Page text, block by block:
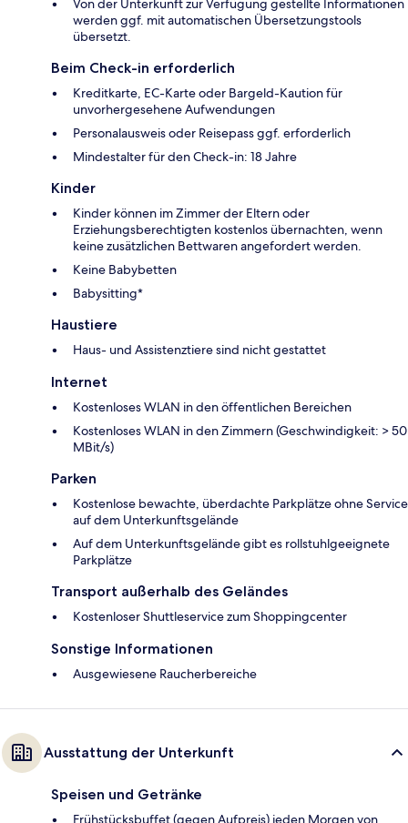
Von der Unterkunft zur Verfügung gestellte Informationen
werden ggf. mit automatischen Übersetzungstools
übersetzt.
Beim Check-in erforderlich
Kreditkarte, EC-Karte oder Bargeld-Kaution für
unvorhergesehene Aufwendungen
Personalausweis oder Reisepass ggf. erforderlich
Mindestalter für den Check-in: 18 Jahre
Kinder
Kinder können im Zimmer der Eltern oder
Erziehungsberechtigten kostenlos übernachten, wenn
keine zusätzlichen Bettwaren angefordert werden.
Keine Babybetten
Babysitting*
Haustiere
Haus- und Assistenztiere sind nicht gestattet
Internet
Kostenloses WLAN in den öffentlichen Bereichen
Kostenloses WLAN in den Zimmern (Geschwindigkeit: > 50
MBit/s)
Parken
Kostenlose bewachte, überdachte Parkplätze ohne Service
auf dem Unterkunftsgelände
Auf dem Unterkunftsgelände gibt es rollstuhlgeeignete
Parkplätze
Transport außerhalb des Geländes
Kostenloser Shuttleservice zum Shoppingcenter
Sonstige Informationen
Ausgewiesene Raucherbereiche
Ausstattung der Unterkunft
Speisen und Getränke
Frühstücksbuffet (gegen Aufpreis) jeden Morgen von